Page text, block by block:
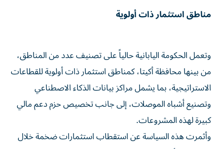
مناطق استثمار ذات أولوية
وتعمل الحكومة اليابانية حالياً على تصنيف عدد من المناطق،
من بينها محافظة أكيتا، كمناطق استثمار ذات أولوية للقطاعات
الاستراتيجية، بما يشمل مراكز بيانات الذكاء الاصطناعي
وتصنيع أشباه الموصلات، إلى جانب تخصيص حزم دعم مالي
كبيرة لهذه المشروعات.
وأثمرت هذه السياسة عن استقطاب استثمارات ضخمة خلال